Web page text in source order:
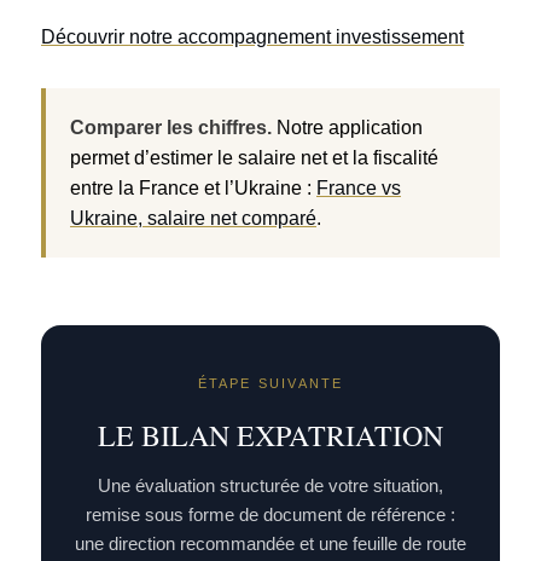
Découvrir notre accompagnement investissement
Comparer les chiffres. Notre application
permet d’estimer le salaire net et la fiscalité
entre la France et l’Ukraine : France vs
Ukraine, salaire net comparé.
ÉTAPE SUIVANTE
LE BILAN EXPATRIATION
Une évaluation structurée de votre situation,
remise sous forme de document de référence :
une direction recommandée et une feuille de route